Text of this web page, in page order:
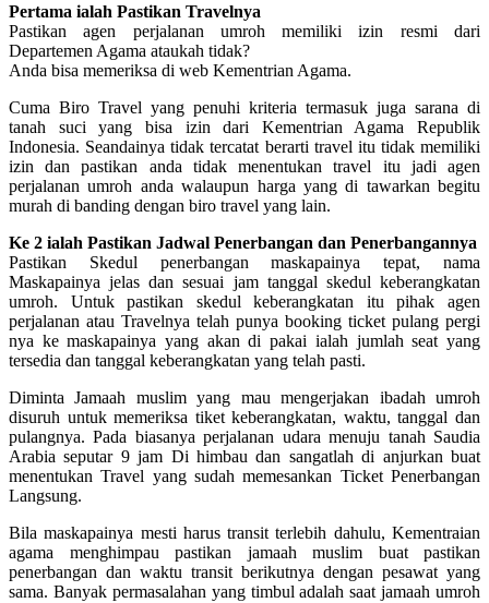
Pertama ialah Pastikan Travelnya
Pastikan agen perjalanan umroh memiliki izin resmi dari
Departemen Agama ataukah tidak?
Anda bisa memeriksa di web Kementrian Agama.
Cuma Biro Travel yang penuhi kriteria termasuk juga sarana di
tanah suci yang bisa izin dari Kementrian Agama Republik
Indonesia. Seandainya tidak tercatat berarti travel itu tidak memiliki
izin dan pastikan anda tidak menentukan travel itu jadi agen
perjalanan umroh anda walaupun harga yang di tawarkan begitu
murah di banding dengan biro travel yang lain.
Ke 2 ialah Pastikan Jadwal Penerbangan dan Penerbangannya
Pastikan Skedul penerbangan maskapainya tepat, nama
Maskapainya jelas dan sesuai jam tanggal skedul keberangkatan
umroh. Untuk pastikan skedul keberangkatan itu pihak agen
perjalanan atau Travelnya telah punya booking ticket pulang pergi
nya ke maskapainya yang akan di pakai ialah jumlah seat yang
tersedia dan tanggal keberangkatan yang telah pasti.
Diminta Jamaah muslim yang mau mengerjakan ibadah umroh
disuruh untuk memeriksa tiket keberangkatan, waktu, tanggal dan
pulangnya. Pada biasanya perjalanan udara menuju tanah Saudia
Arabia seputar 9 jam Di himbau dan sangatlah di anjurkan buat
menentukan Travel yang sudah memesankan Ticket Penerbangan
Langsung.
Bila maskapainya mesti harus transit terlebih dahulu, Kementraian
agama menghimpau pastikan jamaah muslim buat pastikan
penerbangan dan waktu transit berikutnya dengan pesawat yang
sama. Banyak permasalahan yang timbul adalah saat jamaah umroh